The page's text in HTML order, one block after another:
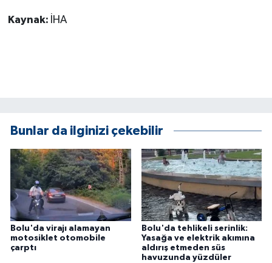
Kaynak: İHA
Bunlar da ilginizi çekebilir
Bolu'da virajı alamayan
motosiklet otomobile
çarptı
Bolu'da tehlikeli serinlik:
Yasağa ve elektrik akımına
aldırış etmeden süs
havuzunda yüzdüler
TEKNOLOJİ
Turizm
ÜLKE GÜNDEMİ
YAŞAM